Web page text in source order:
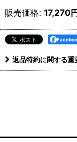
販売価格: 17,270
返品特約に関する重